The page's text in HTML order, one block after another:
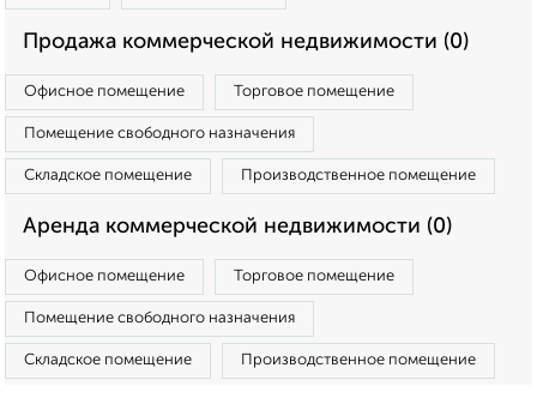
Продажа коммерческой недвижимости (0)
Офисное помещение Торговое помещение
Помещение свободного назначения
Складское помещение Производственное помещение
Аренда коммерческой недвижимости (0)
Офисное помещение Торговое помещение
Помещение свободного назначения
Складское помещение Производственное помещение